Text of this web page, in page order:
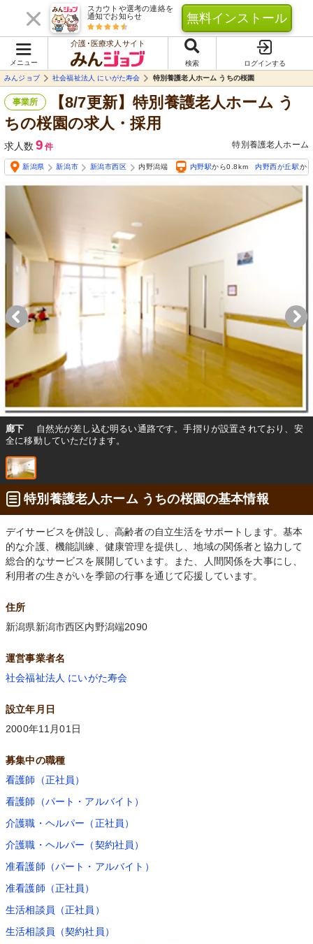
スカウトや選考の連絡を
通知でお知らせ
無料インストール
メニュー
介護･医療求人サイト
検索
ログインする
みんジョブ
社会福祉法人 にいがた寿会 特別養護老人ホーム うちの桜園
事業所
【8/7更新】特別養護老人ホーム う
ちの桜園の求人・採用
求人数 9 件 特別養護老人ホーム
新潟県 新潟市 新潟市西区 内野潟端 内野駅から0.8km 内野西が丘駅か
廊下
自然光が差し込む明るい通路です。手摺りが設置されており、安
全に移動していただけます。
特別養護老人ホーム うちの桜園の基本情報
デイサービスを併設し、高齢者の自立生活をサポートします。基本
的な介護、機能訓練、健康管理を提供し、地域の関係者と協力して
総合的なサービスを展開しています。また、人間関係を大事にし、
利用者の生きがいを季節の行事を通じて応援しています。
住所
新潟県新潟市西区内野潟端2090
運営事業者名
社会福祉法人 にいがた寿会
設立年月日
2000年11月01日
募集中の職種
看護師（正社員）
看護師（パート・アルバイト）
介護職・ヘルパー（正社員）
介護職・ヘルパー（契約社員）
准看護師（パート・アルバイト）
准看護師（正社員）
生活相談員（正社員）
生活相談員（契約社員）